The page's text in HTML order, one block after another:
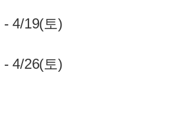
- 4/19(토)
- 4/26(토)